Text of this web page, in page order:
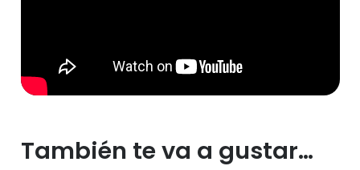
También te va a gustar…